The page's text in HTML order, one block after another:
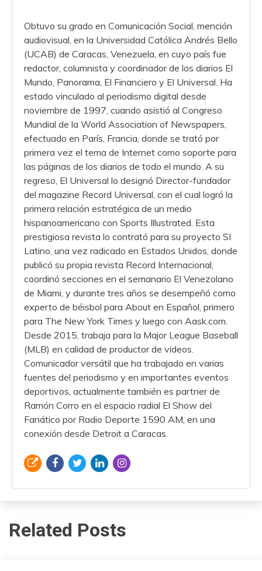
Obtuvo su grado en Comunicación Social, mención
audiovisual, en la Universidad Católica Andrés Bello
(UCAB) de Caracas, Venezuela, en cuyo país fue
redactor, columnista y coordinador de los diarios El
Mundo, Panorama, El Financiero y El Universal. Ha
estado vinculado al periodismo digital desde
noviembre de 1997, cuando asistió al Congreso
Mundial de la World Association of Newspapers,
efectuado en París, Francia, donde se trató por
primera vez el tema de Internet como soporte para
las páginas de los diarios de todo el mundo. A su
regreso, El Universal lo designó Director-fundador
del magazine Record Universal, con el cual logró la
primera relación estratégica de un medio
hispanoamericano con Sports Illustrated. Esta
prestigiosa revista lo contrató para su proyecto SI
Latino, una vez radicado en Estados Unidos, donde
publicó su propia revista Record Internacional,
coordinó secciones en el semanario El Venezolano
de Miami, y durante tres años se desempeñó como
experto de béisbol para About en Español, primero
para The New York Times y luego con Aask.com.
Desde 2015, trabaja para la Major League Baseball
(MLB) en calidad de productor de videos.
Comunicador versátil que ha trabajado en varias
fuentes del periodismo y en importantes eventos
deportivos, actualmente también es partner de
Ramón Corro en el espacio radial El Show del
Fanático por Radio Deporte 1590 AM, en una
conexión desde Detroit a Caracas.
Related Posts